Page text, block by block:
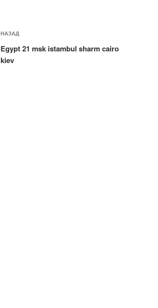
Навигация
по
записям
Предыдущая
запись:
НАЗАД
Egypt 21 msk istambul sharm cairo
kiev